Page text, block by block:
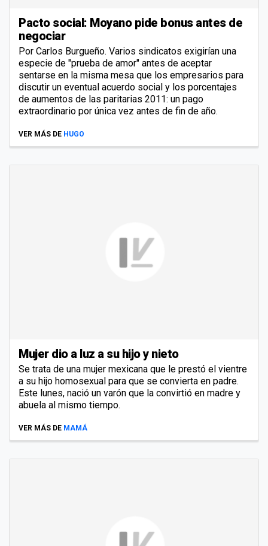
Pacto social: Moyano pide bonus antes de
negociar
Por Carlos Burgueño. Varios sindicatos exigirían una
especie de "prueba de amor" antes de aceptar
sentarse en la misma mesa que los empresarios para
discutir un eventual acuerdo social y los porcentajes
de aumentos de las paritarias 2011: un pago
extraordinario por única vez antes de fin de año.
VER MÁS DE HUGO
Mujer dio a luz a su hijo y nieto
Se trata de una mujer mexicana que le prestó el vientre
a su hijo homosexual para que se convierta en padre.
Este lunes, nació un varón que la convirtió en madre y
abuela al mismo tiempo.
VER MÁS DE MAMÁ